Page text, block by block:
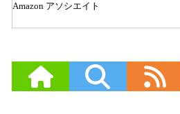
Amazon アソシエイト